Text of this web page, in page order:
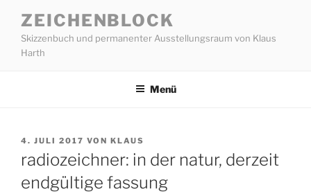
Inhalt
springen
ZEICHENBLOCK
Skizzenbuch und permanenter Ausstellungsraum von Klaus
Harth
Menü
VERÖFFENTLICHT
4. JULI 2017 VON KLAUS
radiozeichner: in der natur, derzeit
endgültige fassung